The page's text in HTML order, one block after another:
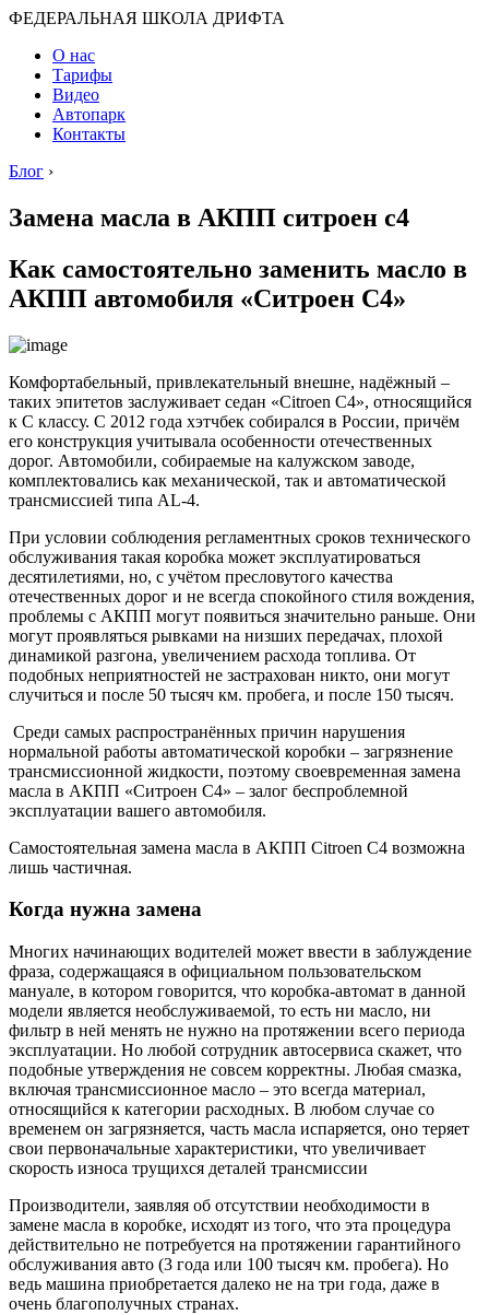
ФЕДЕРАЛЬНАЯ ШКОЛА ДРИФТА
О нас
Тарифы
Видео
Автопарк
Контакты
Блог ›
Замена масла в АКПП ситроен с4
Как самостоятельно заменить масло в
АКПП автомобиля «Ситроен С4»
Комфортабельный, привлекательный внешне, надёжный –
таких эпитетов заслуживает седан «Citroen C4», относящийся
к С классу. С 2012 года хэтчбек собирался в России, причём
его конструкция учитывала особенности отечественных
дорог. Автомобили, собираемые на калужском заводе,
комплектовались как механической, так и автоматической
трансмиссией типа AL-4.
При условии соблюдения регламентных сроков технического
обслуживания такая коробка может эксплуатироваться
десятилетиями, но, с учётом пресловутого качества
отечественных дорог и не всегда спокойного стиля вождения,
проблемы с АКПП могут появиться значительно раньше. Они
могут проявляться рывками на низших передачах, плохой
динамикой разгона, увеличением расхода топлива. От
подобных неприятностей не застрахован никто, они могут
случиться и после 50 тысяч км. пробега, и после 150 тысяч.
Среди самых распространённых причин нарушения
нормальной работы автоматической коробки – загрязнение
трансмиссионной жидкости, поэтому своевременная замена
масла в АКПП «Ситроен С4» – залог беспроблемной
эксплуатации вашего автомобиля.
Самостоятельная замена масла в АКПП Citroen C4 возможна
лишь частичная.
Когда нужна замена
Многих начинающих водителей может ввести в заблуждение
фраза, содержащаяся в официальном пользовательском
мануале, в котором говорится, что коробка-автомат в данной
модели является необслуживаемой, то есть ни масло, ни
фильтр в ней менять не нужно на протяжении всего периода
эксплуатации. Но любой сотрудник автосервиса скажет, что
подобные утверждения не совсем корректны. Любая смазка,
включая трансмиссионное масло – это всегда материал,
относящийся к категории расходных. В любом случае со
временем он загрязняется, часть масла испаряется, оно теряет
свои первоначальные характеристики, что увеличивает
скорость износа трущихся деталей трансмиссии
Производители, заявляя об отсутствии необходимости в
замене масла в коробке, исходят из того, что эта процедура
действительно не потребуется на протяжении гарантийного
обслуживания авто (3 года или 100 тысяч км. пробега). Но
ведь машина приобретается далеко не на три года, даже в
очень благополучных странах.